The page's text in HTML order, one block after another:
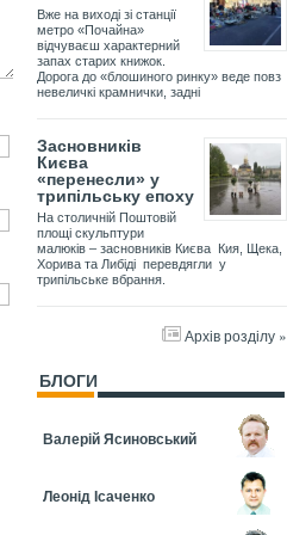
Вже на виході зі станції
метро «Почайна»
відчуваєш характерний
запах старих книжок.
Дорога до «блошиного ринку» веде повз
невеличкі крамнички, задні
Засновників
Києва
«перенесли» у
трипільську епоху
На столичній Поштовій
площі скульптури
малюків – засновників Києва Кия, Щека,
Хорива та Либіді перевдягли у
трипільське вбрання.
Архів розділу »
БЛОГИ
Валерій Ясиновський
Леонід Ісаченко